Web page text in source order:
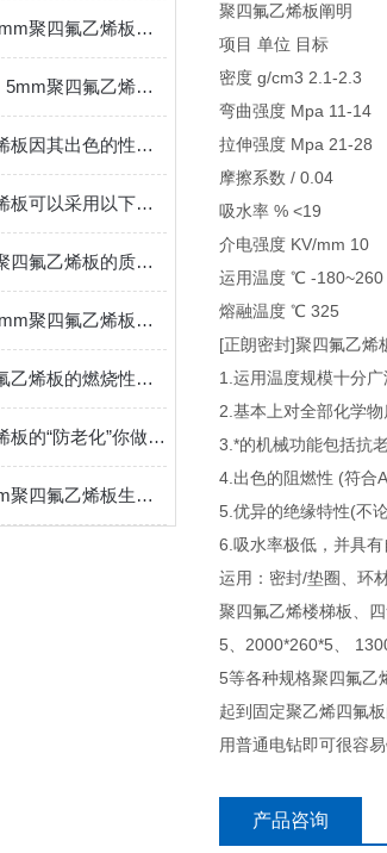
微界守护者：5mm聚四氟乙烯板的非凡之旅
革新材料登场：5mm聚四氟乙烯板，为现代工业注入新活力
5mm聚四氟乙烯板因其出色的性能而受到高度重视
5mm聚四氟乙烯板可以采用以下几种加工方式
如何判断5mm聚四氟乙烯板的质量和性能是否符合标准要求
在楼梯上铺设5mm聚四氟乙烯板的目的你知道么
解读5mm聚四氟乙烯板的燃烧性能测试
5mm聚四氟乙烯板的“防老化”你做到位了？
拉伸工艺在5mm聚四氟乙烯板生产中的运用
聚四氟乙烯板阐明
项目 单位 目标
密度 g/cm3 2.1-2.3
弯曲强度 Mpa 11-14
拉伸强度 Mpa 21-28
摩擦系数 / 0.04
吸水率 % <19
介电强度 KV/mm 10
运用温度 ℃ -180~260
熔融温度 ℃ 325
[正朗密封]聚四氟乙烯
1.运用温度规模十分
2.基本上对全部化学
3.*的机械功能包括抗
4.出色的阻燃性 (符合
5.优异的绝缘特性(不
6.吸水率极低，并具
运用：密封/垫圈、环
聚四氟乙烯楼梯板、
5、2000*260*5、
5等各种规格聚四氟乙
起到固定聚乙烯四氟
用普通电钻即可很容易
产品咨询